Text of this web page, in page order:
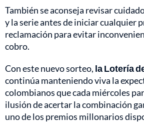
También se aconseja revisar
y la serie antes de iniciar cualquier
reclamación para evitar
cobro.
Con este nuevo sorteo, la Lotería
continúa manteniendo viva la
colombianos que cada miércoles
ilusión de acertar la combinación
uno de los premios millonarios